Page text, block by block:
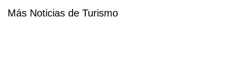
Más Noticias de Turismo